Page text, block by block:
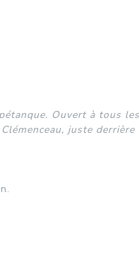
Ouvert à tous
juste derrière